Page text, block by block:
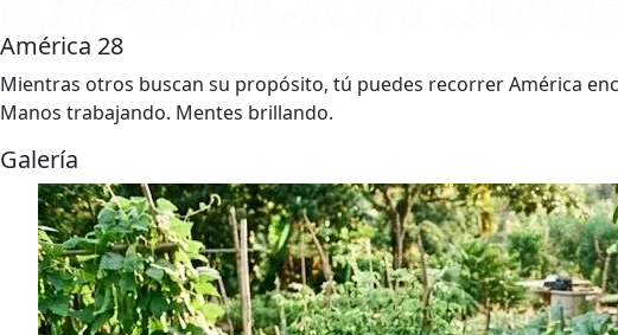
América 28
Mientras otros buscan su propósito, tú puedes recorrer América
Manos trabajando. Mentes brillando.
Galería